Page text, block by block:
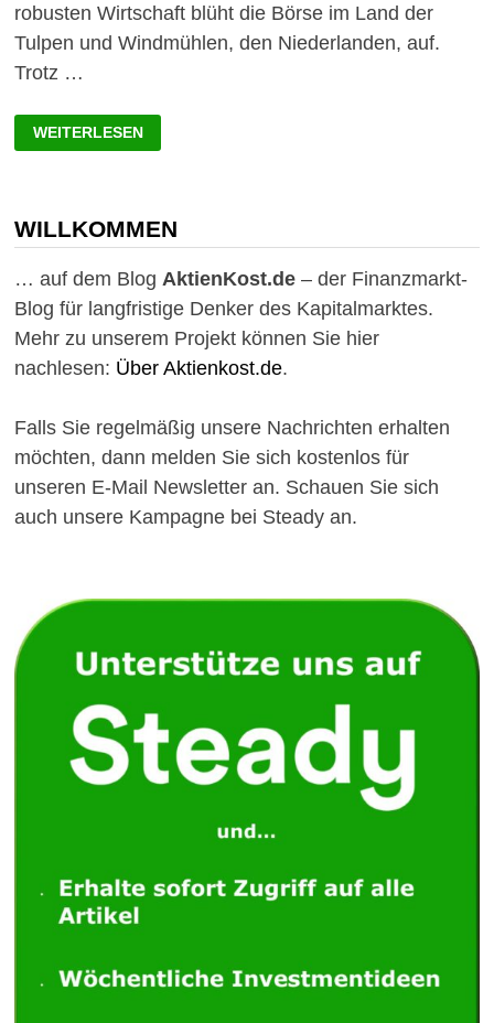
robusten Wirtschaft blüht die Börse im Land der
Tulpen und Windmühlen, den Niederlanden, auf.
Trotz …
TOP
RENDITEN
HOLLAND:
WEITERLESEN
WILLKOMMEN
… auf dem Blog AktienKost.de– der Finanzmarkt-
Blog für langfristige Denker des Kapitalmarktes.
Mehr zu unserem Projekt können Sie hier
nachlesen: Über Aktienkost.de.
Falls Sie regelmäßig unsere Nachrichten erhalten
möchten, dann melden Sie sich kostenlos für
unseren E-Mail Newsletter an. Schauen Sie sich
auch unsere Kampagne bei Steady an.